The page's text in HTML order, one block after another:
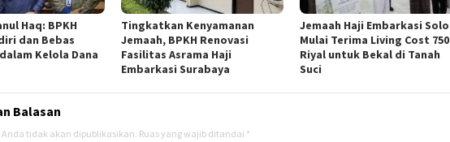
Haq: BPKH
dan Bebas
Kelola Dana
Tingkatkan Kenyamanan
Jemaah, BPKH Renovasi
Fasilitas Asrama Haji
Embarkasi Surabaya
Jemaah Haji Embarkasi Solo
Mulai Terima Living Cost 750
Riyal untuk Bekal di Tanah
Suci
Balasan
tidak akan dipublikasikan. Ruas yang wajib ditandai *